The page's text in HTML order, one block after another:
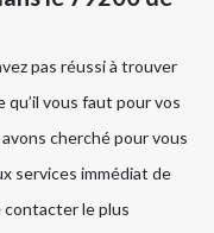
pas réussi à trouver
vous faut pour vos
cherché pour vous
services immédiat de
contacter le plus